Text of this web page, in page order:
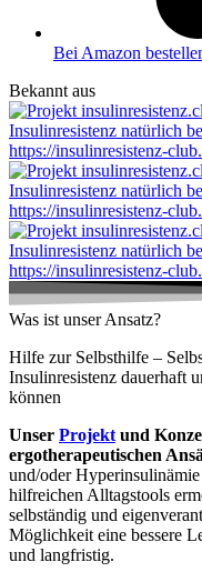
Bei Amazon
Bekannt aus
Was ist unser Ansatz?
Hilfe zur Selbsthilfe –
Insulinresistenz dauerhaft
können
Unser Projekt und
ergotherapeutischen
und/oder
hilfreichen Alltagstools
selbständig und
Möglichkeit eine bessere
und langfristig.